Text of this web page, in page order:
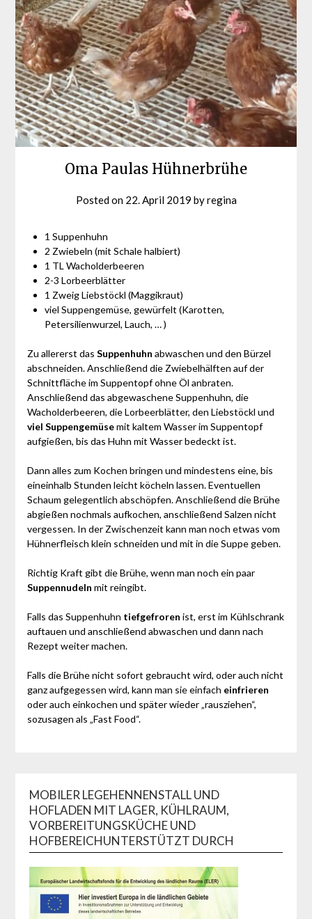
Oma Paulas Hühnerbrühe
Posted on 22. April 2019 byregina
1 Suppenhuhn
2 Zwiebeln (mit Schale halbiert)
1 TL Wacholderbeeren
2-3 Lorbeerblätter
1 Zweig Liebstöckl (Maggikraut)
viel Suppengemüse, gewürfelt (Karotten,
Petersilienwurzel, Lauch, … )
Zu allererst das Suppenhuhn abwaschen und den Bürzel
abschneiden. Anschließend die Zwiebelhälften auf der
Schnittfläche im Suppentopf ohne Öl anbraten.
Anschließend das abgewaschene Suppenhuhn, die
Wacholderbeeren, die Lorbeerblätter, den Liebstöckl und
viel Suppengemüsemit kaltem Wasser im Suppentopf
aufgießen, bis das Huhn mit Wasser bedeckt ist.
Dann alles zum Kochen bringen und mindestens eine, bis
eineinhalb Stunden leicht köcheln lassen. Eventuellen
Schaum gelegentlich abschöpfen. Anschließend die Brühe
abgießen nochmals aufkochen, anschließend Salzen nicht
vergessen. In der Zwischenzeit kann man noch etwas vom
Hühnerfleisch klein schneiden und mit in die Suppe geben.
Richtig Kraft gibt die Brühe, wenn man noch ein paar
Suppennudeln mit reingibt.
Falls das Suppenhuhn tiefgefroren ist, erst im Kühlschrank
auftauen und anschließend abwaschen und dann nach
Rezept weiter machen.
Falls die Brühe nicht sofort gebraucht wird, oder auch nicht
ganz aufgegessen wird, kann man sie einfach einfrieren
oder auch einkochen und später wieder „rausziehen“,
sozusagen als „Fast Food“.
MOBILER LEGEHENNENSTALL UND
HOFLADEN MIT LAGER, KÜHLRAUM,
VORBEREITUNGSKÜCHE UND
HOFBEREICHUNTERSTÜTZT DURCH